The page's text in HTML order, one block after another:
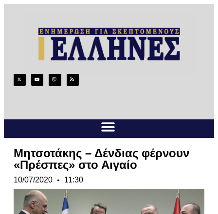
Μητσοτάκης – Δένδιας φέρνουν
«Πρέσπες» στο Αιγαίο
10/07/2020 11:30